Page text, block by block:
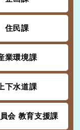
住民課
業環境課
上下水道課
会 教育支援課